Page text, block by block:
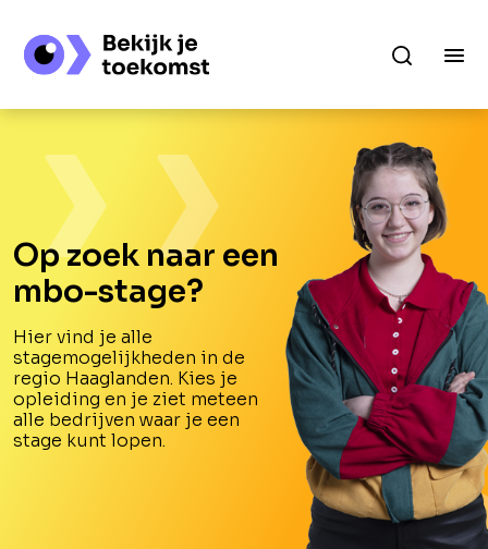
Op zoek naar een
mbo-stage?
Hier vind je alle
stagemogelijkheden in de
regio Haaglanden. Kies je
opleiding en je ziet meteen
alle bedrijven waar je een
stage kunt lopen.